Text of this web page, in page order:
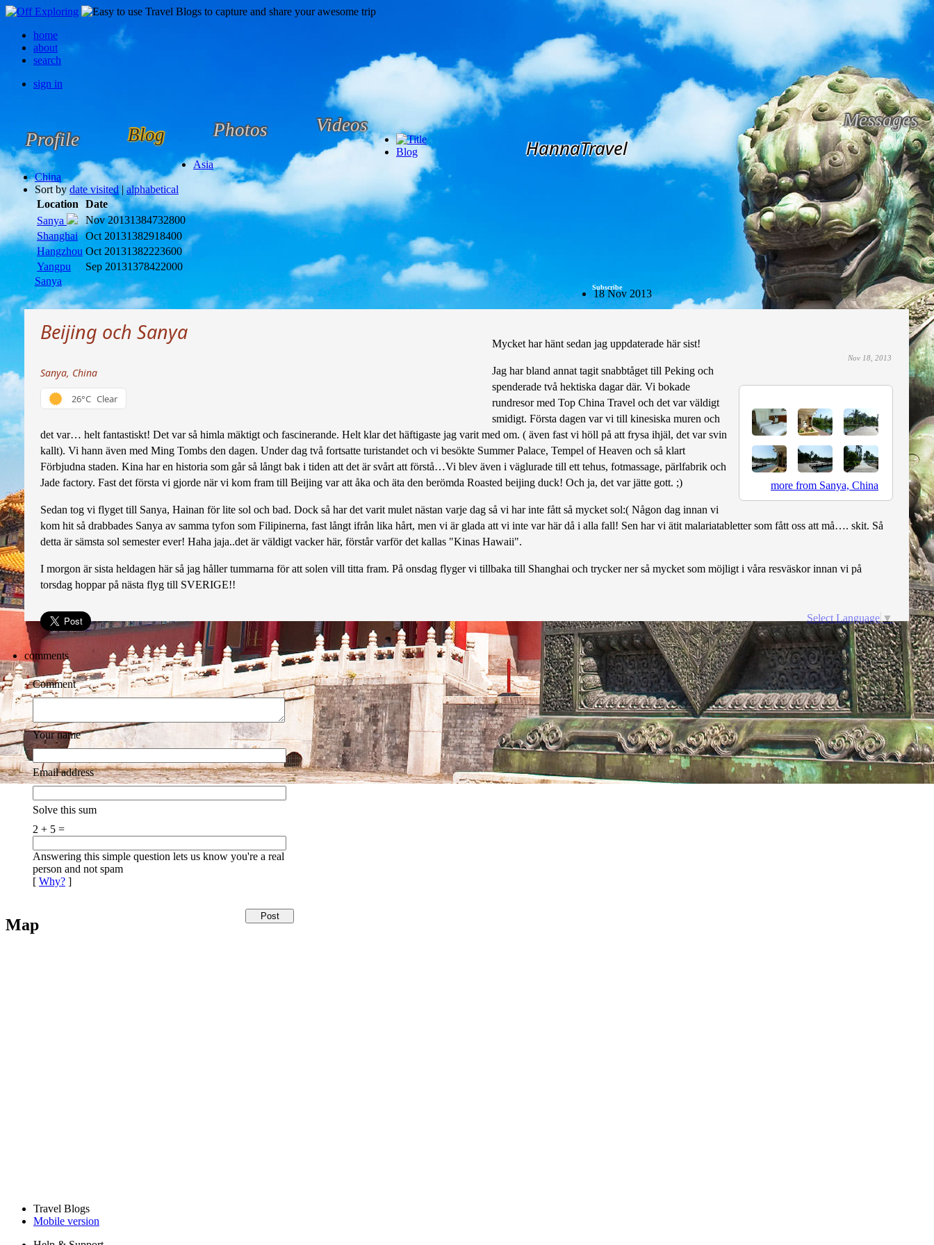
home
about
search
sign in
Profile Blog Photos Videos Messages
Subscribe
HannaTravel
Blog
Asia
China
Sort by date visited | alphabetical
Location
Date
Sanya
Nov 20131384732800
Shanghai
Oct 20131382918400
Hangzhou Oct 20131382223600
Yangpu
Sep 20131378422000
Sanya
18 Nov 2013
Beijing och Sanya
Sanya, China
26°C Clear
Nov 18, 2013
more from Sanya, China
Mycket har hänt sedan jag uppdaterade här sist!
Jag har bland annat tagit snabbtåget till Peking och
spenderade två hektiska dagar där. Vi bokade
rundresor med Top China Travel och det var väldigt
smidigt. Första dagen var vi till kinesiska muren och
det var… helt fantastiskt! Det var så himla mäktigt och fascinerande. Helt klar det häftigaste jag varit med om. ( även fast vi höll på att frysa ihjäl, det var svin
kallt). Vi hann även med Ming Tombs den dagen. Under dag två fortsatte turistandet och vi besökte Summer Palace, Tempel of Heaven och så klart
Förbjudna staden. Kina har en historia som går så långt bak i tiden att det är svårt att förstå…Vi blev även i väglurade till ett tehus, fotmassage, pärlfabrik och
Jade factory. Fast det första vi gjorde när vi kom fram till Beijing var att åka och äta den berömda Roasted beijing duck! Och ja, det var jätte gott. ;)
Sedan tog vi flyget till Sanya, Hainan för lite sol och bad. Dock så har det varit mulet nästan varje dag så vi har inte fått så mycket sol:( Någon dag innan vi
kom hit så drabbades Sanya av samma tyfon som Filipinerna, fast långt ifrån lika hårt, men vi är glada att vi inte var här då i alla fall! Sen har vi ätit malariatabletter som fått oss att må…. skit. Så
detta är sämsta sol semester ever! Haha jaja..det är väldigt vacker här, förstår varför det kallas "Kinas Hawaii".
I morgon är sista heldagen här så jag håller tummarna för att solen vill titta fram. På onsdag flyger vi tillbaka till Shanghai och trycker ner så mycket som möjligt i våra resväskor innan vi på
torsdag hoppar på nästa flyg till SVERIGE!!
Select Language ▼
comments
Comment
Your name
Email address
Solve this sum
2 + 5 =
Answering this simple question lets us know you're a real
person and not spam
[ Why? ]
Map
Travel Blogs
Mobile version